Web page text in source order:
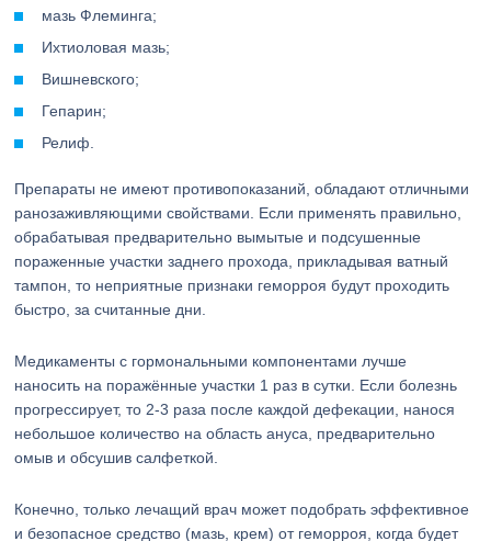
мазь Флеминга;
Ихтиоловая мазь;
Вишневского;
Гепарин;
Релиф.
Препараты не имеют противопоказаний, обладают отличными
ранозаживляющими свойствами. Если применять правильно,
обрабатывая предварительно вымытые и подсушенные
пораженные участки заднего прохода, прикладывая ватный
тампон, то неприятные признаки геморроя будут проходить
быстро, за считанные дни.
Медикаменты с гормональными компонентами лучше
наносить на поражённые участки 1 раз в сутки. Если болезнь
прогрессирует, то 2-3 раза после каждой дефекации, нанося
небольшое количество на область ануса, предварительно
омыв и обсушив салфеткой.
Конечно, только лечащий врач может подобрать эффективное
и безопасное средство (мазь, крем) от геморроя, когда будет